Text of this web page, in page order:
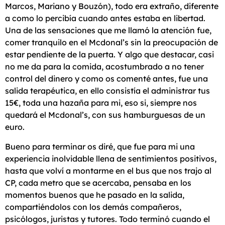
Marcos, Mariano y Bouzón), todo era extraño, diferente
a como lo percibía cuando antes estaba en libertad.
Una de las sensaciones que me llamó la atención fue,
comer tranquilo en el Mcdonal’s sin la preocupación de
estar pendiente de la puerta. Y algo que destacar, casi
no me da para la comida, acostumbrado a no tener
control del dinero y como os comenté antes, fue una
salida terapéutica, en ello consistía el administrar tus
15€, toda una hazaña para mi, eso si, siempre nos
quedará el Mcdonal’s, con sus hamburguesas de un
euro.
Bueno para terminar os diré, que fue para mi una
experiencia inolvidable llena de sentimientos positivos,
hasta que volví a montarme en el bus que nos trajo al
CP, cada metro que se acercaba, pensaba en los
momentos buenos que he pasado en la salida,
compartiéndolos con los demás compañeros,
psicólogos, juristas y tutores. Todo terminó cuando el